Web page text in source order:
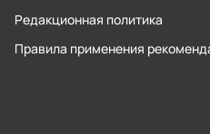
Редакционная политика
Правила применения